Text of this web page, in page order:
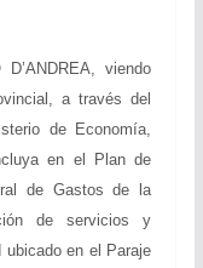
viendo
a través del
de Economía,
en el Plan de
de Gastos de la
de servicios y
ubicado en el Paraje